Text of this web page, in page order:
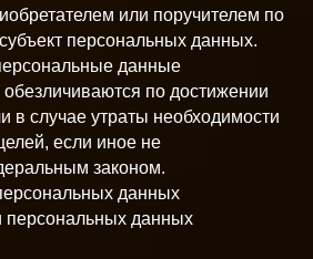
или поручителем по
персональных данных.
данные
по достижении
в случае утраты необходимости
если иное не
законом.
данных
персональных данных